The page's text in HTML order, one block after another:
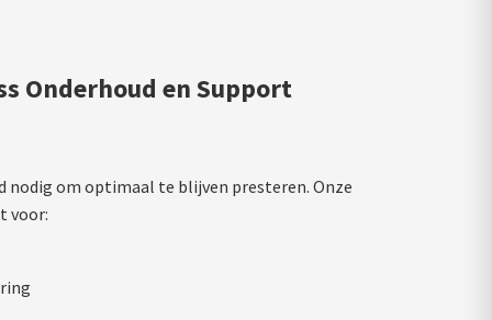
Onderhoud en Support
nodig om optimaal te blijven presteren. Onze
voor: